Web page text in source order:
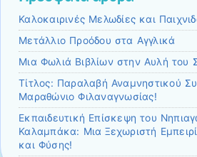
Καλοκαιρινές Μελωδίες και
Μετάλλιο Προόδου στα Αγγλικά
Μια Φωλιά Βιβλίων στην Αυλή του
Τίτλος: Παραλαβή Αναμνηστικού
Μαραθώνιο Φιλαναγνωσίας!
Εκπαιδευτική Επίσκεψη του
Καλαμπάκα: Μια Ξεχωριστή
και Φύσης!